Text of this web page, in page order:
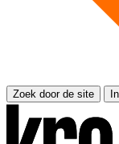
Zoek door de site